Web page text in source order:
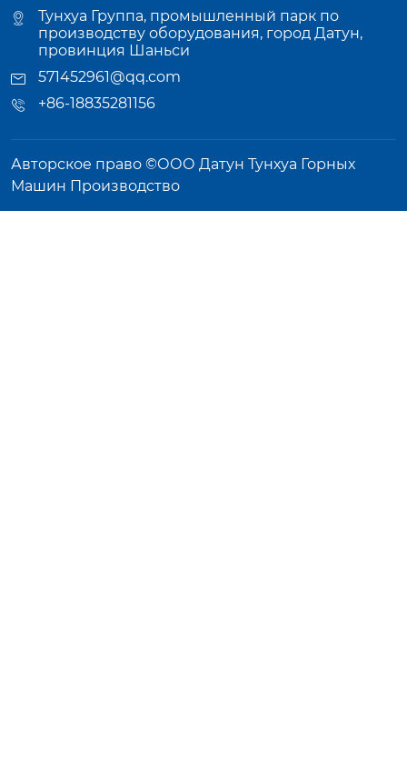
Тунхуа Группа, промышленный парк по
производству оборудования, город Датун,
провинция Шаньси
571452961@qq.com
+86-18835281156
Авторское право ©ООО Датун Тунхуа Горных
Машин Производство